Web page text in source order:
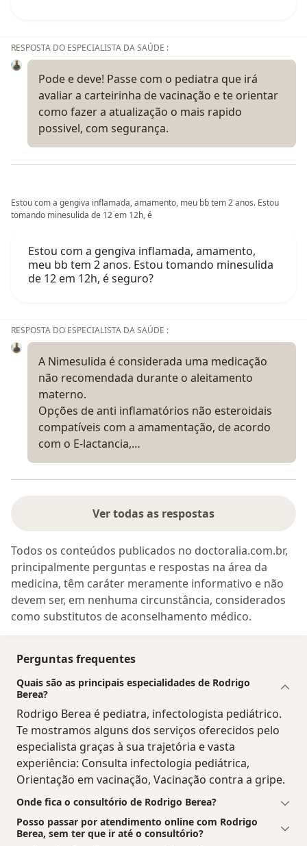
RESPOSTA DO ESPECIALISTA DA SAÚDE :
Pode e deve! Passe com o pediatra que irá
avaliar a carteirinha de vacinação e te orientar
como fazer a atualização o mais rapido
possivel, com segurança.
Estou com a gengiva inflamada, amamento, meu bb tem 2 anos. Estou
tomando minesulida de 12 em 12h, é
Estou com a gengiva inflamada, amamento,
meu bb tem 2 anos. Estou tomando minesulida
de 12 em 12h, é seguro?
RESPOSTA DO ESPECIALISTA DA SAÚDE :
A Nimesulida é considerada uma medicação
não recomendada durante o aleitamento
materno.
Opções de anti inflamatórios não esteroidais
compatíveis com a amamentação, de acordo
com o E-lactancia,…
Ver todas as respostas
Todos os conteúdos publicados no doctoralia.com.br,
principalmente perguntas e respostas na área da
medicina, têm caráter meramente informativo e não
devem ser, em nenhuma circunstância, considerados
como substitutos de aconselhamento médico.
Perguntas frequentes
Quais são as principais especialidades de Rodrigo
Berea?
Rodrigo Berea é pediatra, infectologista pediátrico.
Te mostramos alguns dos serviços oferecidos pelo
especialista graças à sua trajetória e vasta
experiência: Consulta infectologia pediátrica,
Orientação em vacinação, Vacinação contra a gripe.
Onde fica o consultório de Rodrigo Berea?
Posso passar por atendimento online com Rodrigo
Berea, sem ter que ir até o consultório?